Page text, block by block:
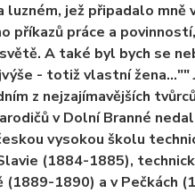
jež připadalo mně
příkazů práce a
A také byl bych se
- totiž vlastní žena…""
z nejzajímavějších
v Dolní Branné
vysokou školu
(1884-1885),
1890) a v Pečkách